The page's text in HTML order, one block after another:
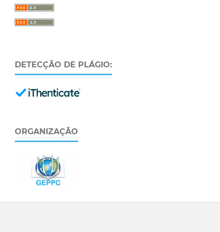
DETECÇÃO DE PLÁGIO:
ORGANIZAÇÃO